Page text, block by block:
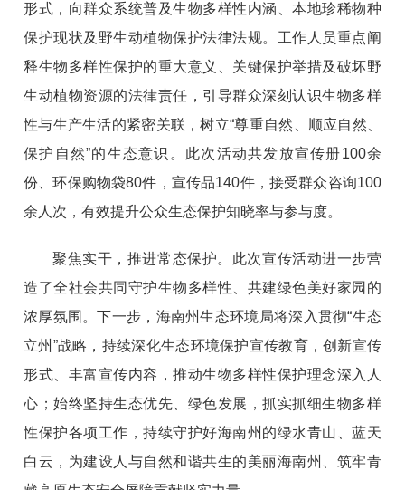
形式，向群众系统普及生物多样性内涵、本地珍稀物种
保护现状及野生动植物保护法律法规。工作人员重点阐
释生物多样性保护的重大意义、关键保护举措及破坏野
生动植物资源的法律责任，引导群众深刻认识生物多样
性与生产生活的紧密关联，树立“尊重自然、顺应自然、
保护自然”的生态意识。此次活动共发放宣传册100余
份、环保购物袋80件，宣传品140件，接受群众咨询100
余人次，有效提升公众生态保护知晓率与参与度。
聚焦实干，推进常态保护。 此次宣传活动进一步营
造了全社会共同守护生物多样性、共建绿色美好家园的
浓厚氛围。下一步，海南州生态环境局将深入贯彻“生态
立州”战略，持续深化生态环境保护宣传教育，创新宣传
形式、丰富宣传内容，推动生物多样性保护理念深入人
心；始终坚持生态优先、绿色发展，抓实抓细生物多样
性保护各项工作，持续守护好海南州的绿水青山、蓝天
白云，为建设人与自然和谐共生的美丽海南州、筑牢青